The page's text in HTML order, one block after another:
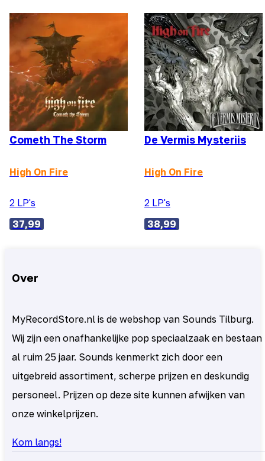
Cometh The Storm
High On Fire
2 LP's
37,99
De Vermis Mysteriis
High On Fire
2 LP's
38,99
Over
MyRecordStore.nl is de webshop van Sounds Tilburg.
Wij zijn een onafhankelijke pop speciaalzaak en bestaan
al ruim 25 jaar. Sounds kenmerkt zich door een
uitgebreid assortiment, scherpe prijzen en deskundig
personeel. Prijzen op deze site kunnen afwijken van
onze winkelprijzen.
Kom langs!